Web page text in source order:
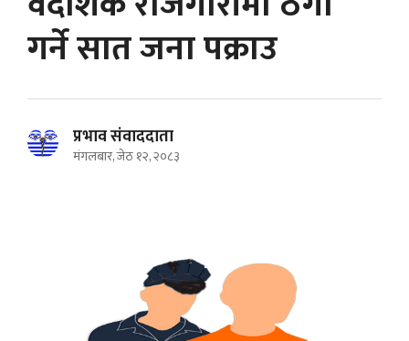
गर्ने सात जना पक्राउ
प्रभाव संवाददाता
मंगलबार, जेठ १२, २०८३